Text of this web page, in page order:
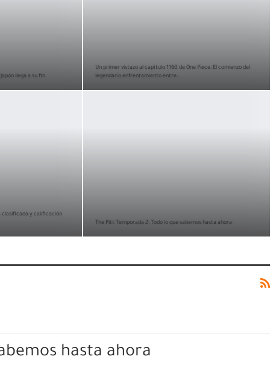
llega a su fin
Un primer vistazo al capítulo 1160 de One Piece: El comienzo del
legendario enfrentamiento entre…
clasificada y calificación
The Pitt Temporada 2: Todo lo que sabemos hasta ahora
hasta ahora